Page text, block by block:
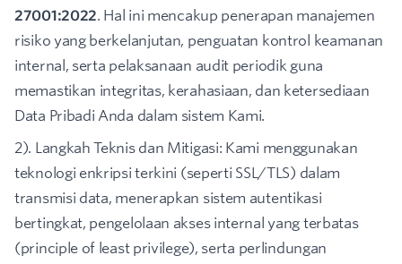
27001:2022. Hal ini mencakup penerapan manajemen
risiko yang berkelanjutan, penguatan kontrol keamanan
internal, serta pelaksanaan audit periodik guna
memastikan integritas, kerahasiaan, dan ketersediaan
Data Pribadi Anda dalam sistem Kami.
2). Langkah Teknis dan Mitigasi: Kami menggunakan
teknologi enkripsi terkini (seperti SSL/TLS) dalam
transmisi data, menerapkan sistem autentikasi
bertingkat, pengelolaan akses internal yang terbatas
(principle of least privilege), serta perlindungan